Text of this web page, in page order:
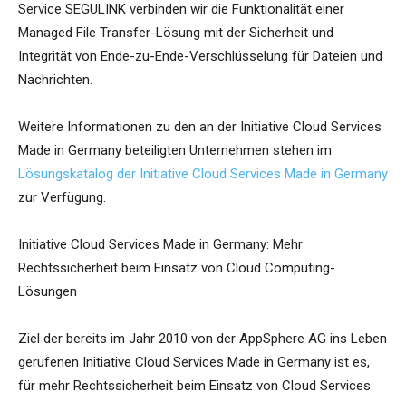
Service SEGULINK verbinden wir die Funktionalität einer
Managed File Transfer-Lösung mit der Sicherheit und
Integrität von Ende-zu-Ende-Verschlüsselung für Dateien und
Nachrichten.
Weitere Informationen zu den an der Initiative Cloud Services
Made in Germany beteiligten Unternehmen stehen im
Lösungskatalog der Initiative Cloud Services Made in Germany
zur Verfügung.
Initiative Cloud Services Made in Germany: Mehr
Rechtssicherheit beim Einsatz von Cloud Computing-
Lösungen
Ziel der bereits im Jahr 2010 von der AppSphere AG ins Leben
gerufenen Initiative Cloud Services Made in Germany ist es,
für mehr Rechtssicherheit beim Einsatz von Cloud Services